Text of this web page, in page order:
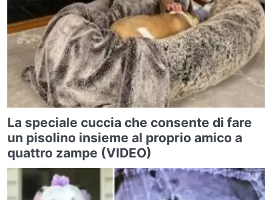
La speciale cuccia che consente di fare
un pisolino insieme al proprio amico a
quattro zampe (VIDEO)